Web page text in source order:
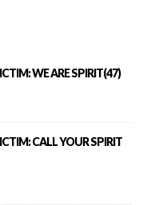
WE ARE SPIRIT(47)
CALL YOUR SPIRIT